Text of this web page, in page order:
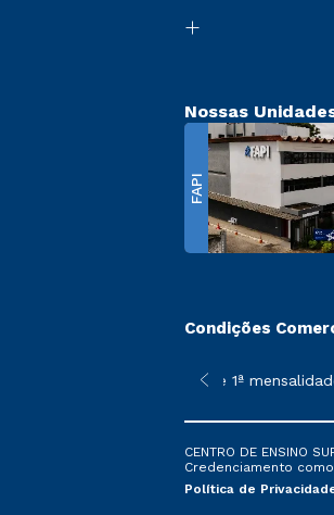
Nossas
FAPI
Condições
sofrer alterações nos períodos
condição promocional de 1ª
CENTRO DE ENSINO
Credenciamento
Política de